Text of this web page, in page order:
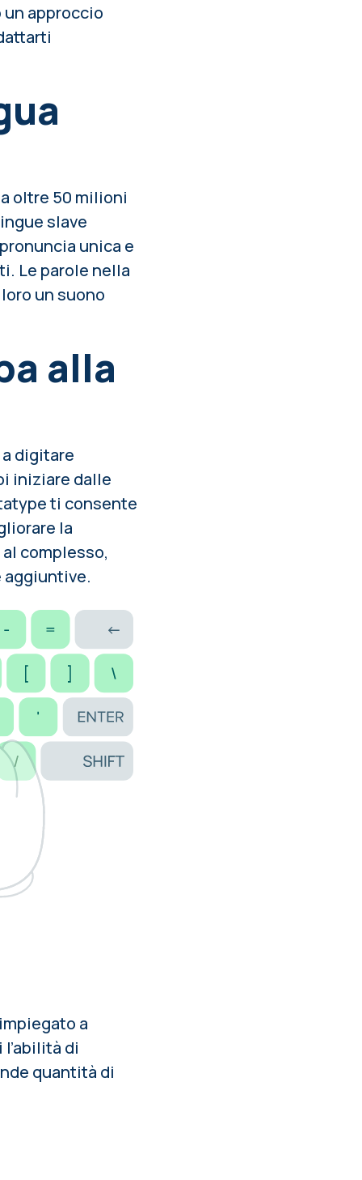
approccio
oltre 50 milioni
slave
unica e
Le parole nella
un suono
alla
digitare
iniziare dalle
ti consente
la
complesso,
aggiuntive.
a
di
quantità di